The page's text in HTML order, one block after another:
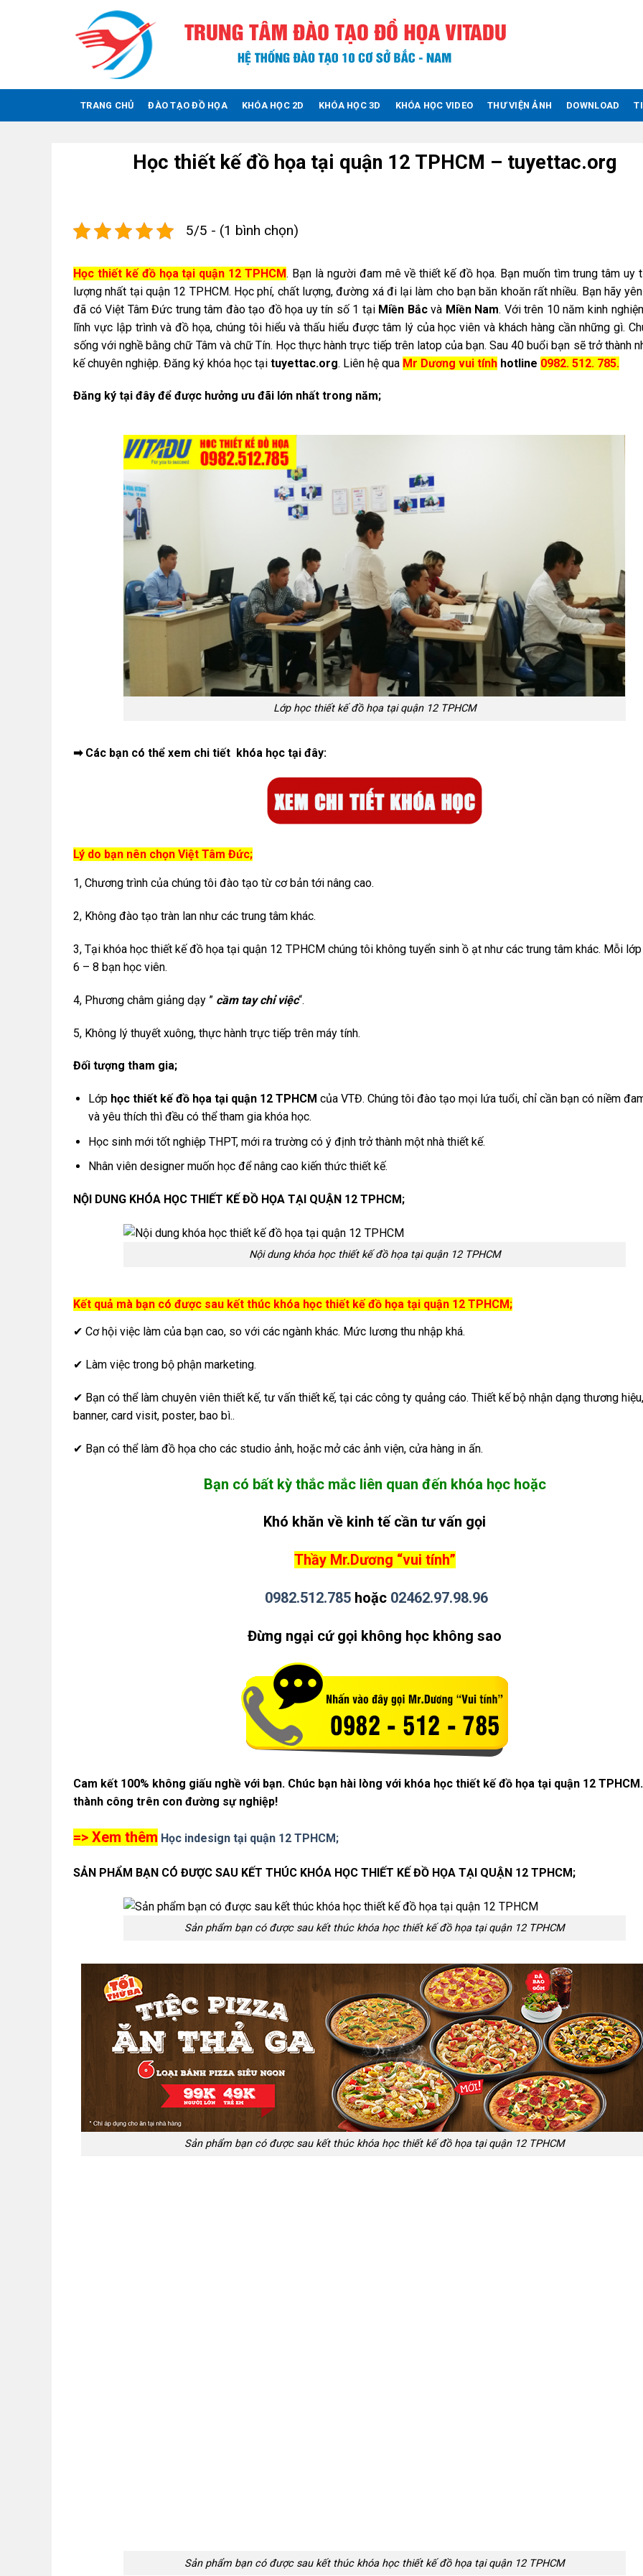
TRANG CHỦ ĐÀO TẠO ĐỒ HỌA KHÓA HỌC 2D KHÓA HỌC 3D KHÓA HỌC VIDEO THƯ VIỆN ẢNH DOWNLOAD
Học thiết kế đồ họa tại quận 12 TPHCM – tuyettac.org
5/5 - (1 bình chọn)
Học thiết kế đồ họa tại quận 12 TPHCM. Bạn là người đam mê về thiết kế đồ họa. Bạn muốn tìm trung tâm uy
lượng nhất tại quận 12 TPHCM. Học phí, chất lượng, đường xá đi lại làm cho bạn băn khoăn rất nhiều. Bạn hãy
đã có Việt Tâm Đức trung tâm đào tạo đồ họa uy tín số 1 tại Miền Bắcvà Miền Nam. Với trên 10 năm kinh
lĩnh vực lập trình và đồ họa, chúng tôi hiểu và thấu hiểu được tâm lý của học viên và khách hàng cần những gì.
sống với nghề bằng chữ Tâm và chữ Tín. Học thực hành trực tiếp trên latop của bạn. Sau 40 buổi bạn sẽ trở thành
kế chuyên nghiệp. Đăng ký khóa học tại tuyettac.org. Liên hệ qua Mr Dương vui tính hotline 0982. 512. 785.
Đăng ký tại đây để được hưởng ưu đãi lớn nhất trong năm;
Lớp học thiết kế đồ họa tại quận 12 TPHCM
➡ Các bạn có thể xem chi tiết khóa học tại đây:
Lý do bạn nên chọn Việt Tâm Đức;
1, Chương trình của chúng tôi đào tạo từ cơ bản tới nâng cao.
2, Không đào tạo tràn lan như các trung tâm khác.
3, Tại khóa học thiết kế đồ họa tại quận 12 TPHCM chúng tôi không tuyển sinh ồ ạt như các trung tâm khác. Mỗi
6 – 8 bạn học viên.
4, Phương châm giảng dạy ” cầm tay chỉ việc“.
5, Không lý thuyết xuông, thực hành trực tiếp trên máy tính.
Đối tượng tham gia;
Lớp học thiết kế đồ họa tại quận 12 TPHCM của VTĐ. Chúng tôi đào tạo mọi lứa tuổi, chỉ cần bạn có niềm
và yêu thích thì đều có thể tham gia khóa học.
Học sinh mới tốt nghiệp THPT, mới ra trường có ý định trở thành một nhà thiết kế.
Nhân viên designer muốn học để nâng cao kiến thức thiết kế.
NỘI DUNG KHÓA HỌC THIẾT KẾ ĐỒ HỌA TẠI QUẬN 12 TPHCM;
Nội dung khóa học thiết kế đồ họa tại quận 12 TPHCM
Kết quả mà bạn có được sau kết thúc khóa học thiết kế đồ họa tại quận 12 TPHCM;
✔ Cơ hội việc làm của bạn cao, so với các ngành khác. Mức lương thu nhập khá.
✔ Làm việc trong bộ phận marketing.
✔ Bạn có thể làm chuyên viên thiết kế, tư vấn thiết kế, tại các công ty quảng cáo. Thiết kế bộ nhận dạng thương
banner, card visit, poster, bao bì..
✔ Bạn có thể làm đồ họa cho các studio ảnh, hoặc mở các ảnh viện, cửa hàng in ấn.
Bạn có bất kỳ thắc mắc liên quan đến khóa học hoặc
Khó khăn về kinh tế cần tư vấn gọi
Thầy Mr.Dương “vui tính”
0982.512.785 hoặc 02462.97.98.96
Đừng ngại cứ gọi không học không sao
Cam kết 100% không giấu nghề với bạn. Chúc bạn hài lòng với khóa học thiết kế đồ họa tại quận 12
thành công trên con đường sự nghiệp!
=> Xem thêm Học indesign tại quận 12 TPHCM;
SẢN PHẨM BẠN CÓ ĐƯỢC SAU KẾT THÚC KHÓA HỌC THIẾT KẾ ĐỒ HỌA TẠI QUẬN 12 TPHCM;
Sản phẩm bạn có được sau kết thúc khóa học thiết kế đồ họa tại quận 12 TPHCM
Sản phẩm bạn có được sau kết thúc khóa học thiết kế đồ họa tại quận 12 TPHCM
Sản phẩm bạn có được sau kết thúc khóa học thiết kế đồ họa tại quận 12 TPHCM